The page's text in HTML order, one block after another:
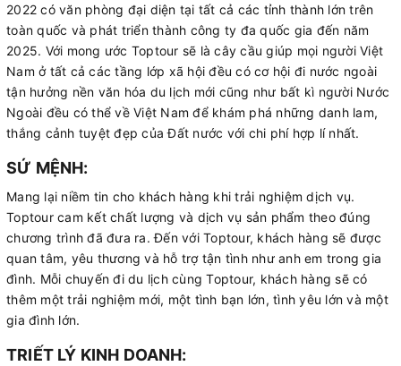
2022 có văn phòng đại diện tại tất cả các tỉnh thành lớn trên
toàn quốc và phát triển thành công ty đa quốc gia đến năm
2025. Với mong ước Toptour sẽ là cây cầu giúp mọi người Việt
Nam ở tất cả các tầng lớp xã hội đều có cơ hội đi nước ngoài
tận hưởng nền văn hóa du lịch mới cũng như bất kì người Nước
Ngoài đều có thể về Việt Nam để khám phá những danh lam,
thắng cảnh tuyệt đẹp của Đất nước với chi phí hợp lí nhất.
SỨ MỆNH:
Mang lại niềm tin cho khách hàng khi trải nghiệm dịch vụ.
Toptour cam kết chất lượng và dịch vụ sản phẩm theo đúng
chương trình đã đưa ra. Đến với Toptour, khách hàng sẽ được
quan tâm, yêu thương và hỗ trợ tận tình như anh em trong gia
đình. Mỗi chuyến đi du lịch cùng Toptour, khách hàng sẽ có
thêm một trải nghiệm mới, một tình bạn lớn, tình yêu lớn và một
gia đình lớn.
TRIẾT LÝ KINH DOANH: